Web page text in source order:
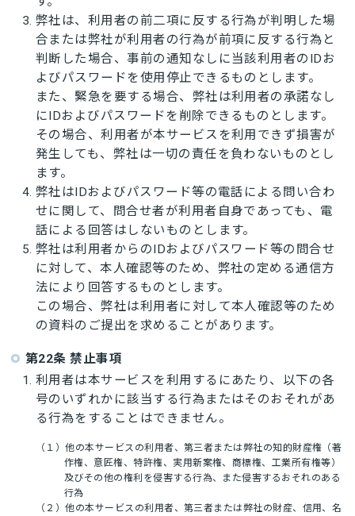
弊社は、利用者の前二項に反する行為が判明した場
合または弊社が利用者の行為が前項に反する行為と
判断した場合、事前の通知なしに当該利用者のIDお
よびパスワードを使用停止できるものとします。
また、緊急を要する場合、弊社は利用者の承諾なし
にIDおよびパスワードを削除できるものとします。
その場合、利用者が本サービスを利用できず損害が
発生しても、弊社は一切の責任を負わないものとし
ます。
弊社はIDおよびパスワード等の電話による問い合わ
せに関して、問合せ者が利用者自身であっても、電
話による回答はしないものとします。
弊社は利用者からのIDおよびパスワード等の問合せ
に対して、本人確認等のため、弊社の定める通信方
法により回答するものとします。
この場合、弊社は利用者に対して本人確認等のため
の資料のご提出を求めることがあります。
第22条 禁止事項
利用者は本サービスを利用するにあたり、以下の各
号のいずれかに該当する行為またはそのおそれがあ
る行為をすることはできません。
（１）他の本サービスの利用者、第三者または弊社の知的財産権（著
作権、意匠権、特許権、実用新案権、商標権、工業所有権等）
及びその他の権利を侵害する行為、また侵害するおそれのある
行為
（２）他の本サービスの利用者、第三者または弊社の財産、信用、名